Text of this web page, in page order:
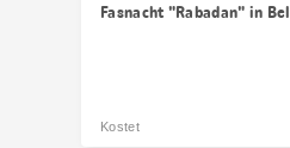
Fasnacht "Rabadan" in
Kostet